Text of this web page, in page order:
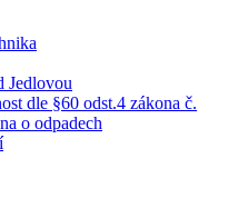
Jedlovou
dle §60 odst.4 zákona č.
o odpadech